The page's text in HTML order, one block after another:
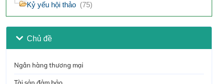
Kỷ yếu hội thảo (75)
Chủ đề
Ngân hàng thương mại